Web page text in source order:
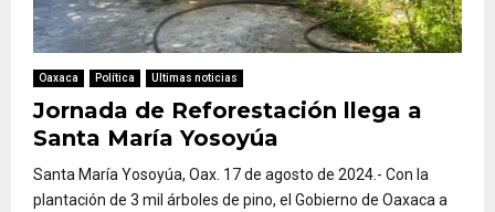
Oaxaca Política Ultimas noticias
Jornada de Reforestación llega a
Santa María Yosoyúa
Santa María Yosoyúa, Oax. 17 de agosto de 2024.- Con la
plantación de 3 mil árboles de pino, el Gobierno de Oaxaca a